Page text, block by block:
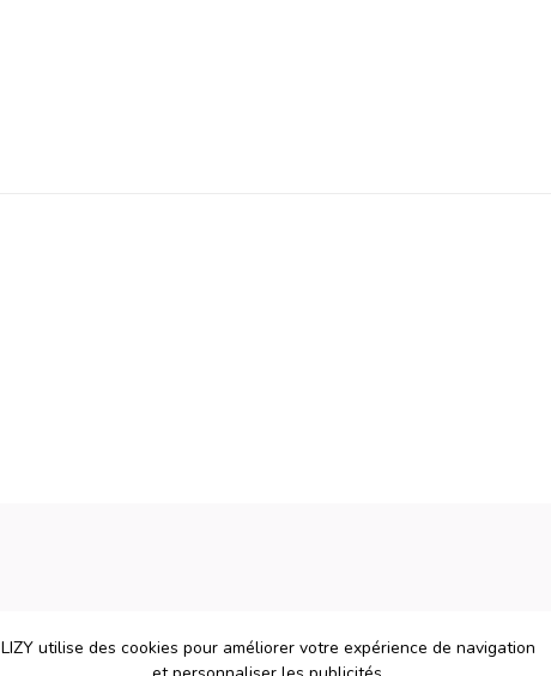
LIZY utilise des cookies pour améliorer votre expérience de navigation